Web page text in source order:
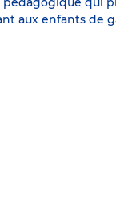
aux enfants de